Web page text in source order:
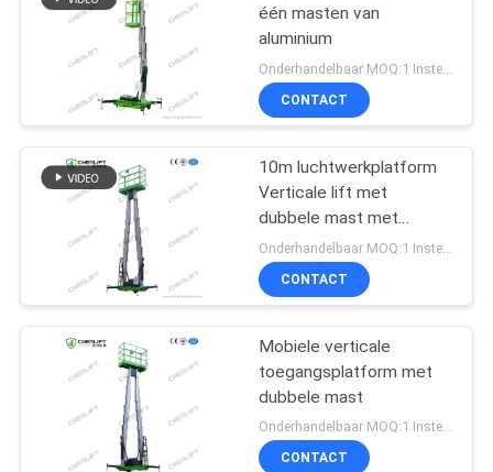
één masten van
aluminium
CONTACT
10m luchtwerkplatform
Verticale lift met
dubbele mast met
verlengplatform
CONTACT
Mobiele verticale
toegangsplatform met
dubbele mast
Onderhandelbaar MOQ:1 Instellen
CONTACT